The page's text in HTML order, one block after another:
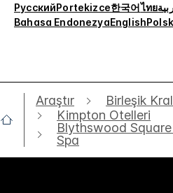
РусскийPortekizce한국어ไทย
Bahasa EndonezyaEnglish
Araştır Birleşik
Kimpton Otelleri
Blythswood
Spa